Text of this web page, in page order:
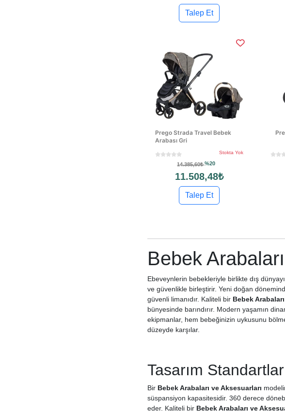
Talep Et
Prego Strada Travel Bebek
Arabası Gri
Stokta Yok
14.385,60₺%20
11.508,48₺
Talep Et
Bebek
Ebeveynlerin bebekleriyle birlikte dış
ve güvenlikle birleştirir. Yeni doğan
güvenli limanıdır. Kaliteli bir Bebek
bünyesinde barındırır. Modern yaşamın
ekipmanlar, hem bebeğinizin uykusunu
düzeyde karşılar.
Tasarım
Bir Bebek Arabaları ve Aksesuarları
süspansiyon kapasitesidir. 360 derece
eder. Kaliteli bir Bebek Arabaları ve